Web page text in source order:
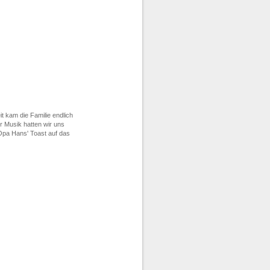
kam die Familie endlich
Musik hatten wir uns
Hans' Toast auf das